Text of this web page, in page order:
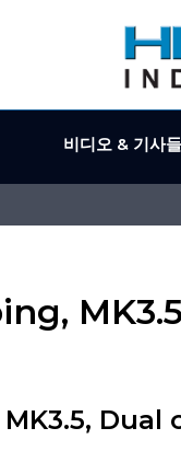
Dual
비디오 & 기사들